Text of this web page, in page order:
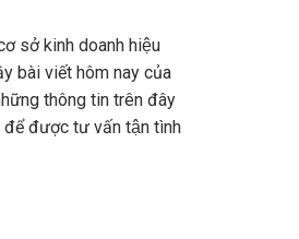
sở kinh doanh hiệu
bài viết hôm nay của
thông tin trên đây
để được tư vấn tận tình